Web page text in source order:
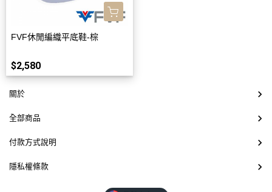
FVF休閒編織平底鞋-棕
$2,580
關於
全部商品
付款方式說明
隱私權條款